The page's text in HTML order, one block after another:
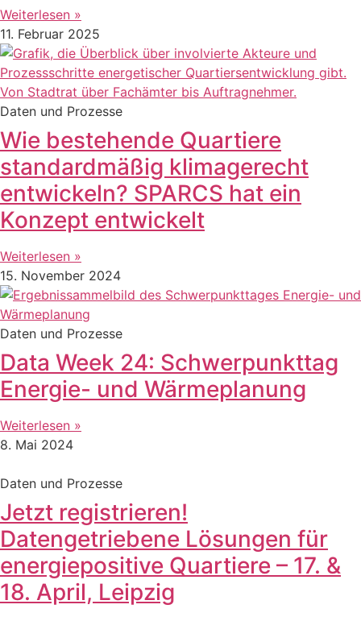
Weiterlesen »
11. Februar 2025
Daten und Prozesse
Wie bestehende Quartiere
standardmäßig klimagerecht
entwickeln? SPARCS hat ein
Konzept entwickelt
Weiterlesen »
15. November 2024
Daten und Prozesse
Data Week 24: Schwerpunkttag
Energie- und Wärmeplanung
Weiterlesen »
8. Mai 2024
Daten und Prozesse
Jetzt registrieren!
Datengetriebene Lösungen für
energiepositive Quartiere – 17. &
18. April, Leipzig